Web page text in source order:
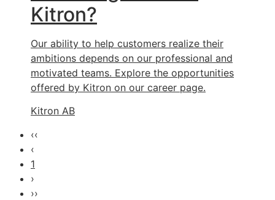
Kitron?
Our ability to help customers realize their
ambitions depends on our professional and
motivated teams. Explore the opportunities
offered by Kitron on our career page.
Kitron AB
‹‹
‹
1
›
››